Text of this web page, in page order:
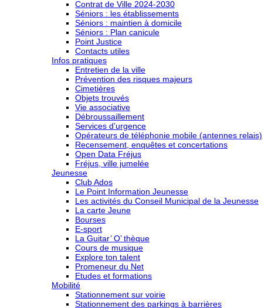
Contrat de Ville 2024-2030
Séniors : les établissements
Séniors : maintien à domicile
Séniors : Plan canicule
Point Justice
Contacts utiles
Infos pratiques
Entretien de la ville
Prévention des risques majeurs
Cimetières
Objets trouvés
Vie associative
Débroussaillement
Services d’urgence
Opérateurs de téléphonie mobile (antennes relais)
Recensement, enquêtes et concertations
Open Data Fréjus
Fréjus, ville jumelée
Jeunesse
Club Ados
Le Point Information Jeunesse
Les activités du Conseil Municipal de la Jeunesse
La carte Jeune
Bourses
E-sport
La Guitar’ O’ thèque
Cours de musique
Explore ton talent
Promeneur du Net
Etudes et formations
Mobilité
Stationnement sur voirie
Stationnement des parkings à barrières